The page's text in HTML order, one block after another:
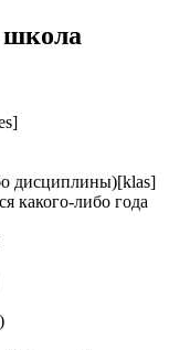
школа
дисциплины)[klas]
какого-либо года